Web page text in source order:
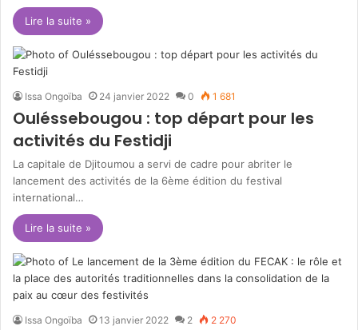
Lire la suite »
Issa Ongoïba 24 janvier 2022 0 1 681
Ouléssebougou : top départ pour les
activités du Festidji
La capitale de Djitoumou a servi de cadre pour abriter le
lancement des activités de la 6ème édition du festival
international…
Lire la suite »
Issa Ongoïba 13 janvier 2022 2 2 270